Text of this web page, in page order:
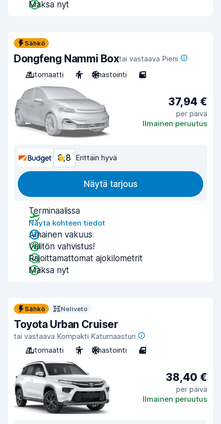
Maksa nyt
Sähkö
Dongfeng Nammi Boxtai vastaava Pieni
Automaatti
4 Ilmastointi 5
37,94 €
per päivä
Ilmainen peruutus
8,8 Erittäin hyvä
Näytä tarjous
Terminaalissa
Näytä kohteen tiedot
Alhainen vakuus
Välitön vahvistus!
Rajoittamattomat ajokilometrit
Maksa nyt
Sähkö Neliveto
Toyota Urban Cruiser
tai vastaava Kompakti Katumaasturi
Automaatti
5 Ilmastointi 4
38,40 €
per päivä
Ilmainen peruutus